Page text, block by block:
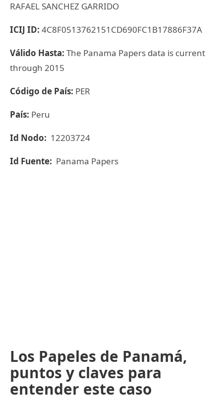
RAFAEL SANCHEZ GARRIDO
ICIJ ID: 4C8F0513762151CD690FC1B17886F37A
Válido Hasta: The Panama Papers data is current
through 2015
Código de País: PER
País: Peru
Id Nodo: 12203724
Id Fuente: Panama Papers
Los Papeles de Panamá,
puntos y claves para
entender este caso